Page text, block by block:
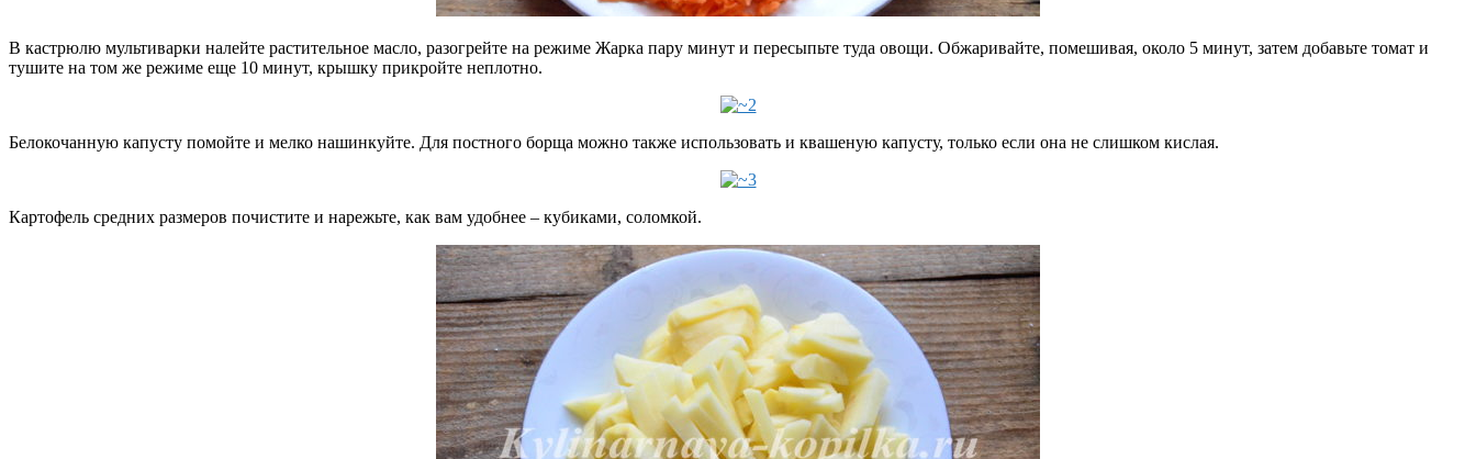
В кастрюлю мультиварки налейте растительное масло, разогрейте на режиме Жарка пару минут и пересыпьте туда овощи. Обжаривайте, помешивая, около 5 минут, затем добавьте томат и
тушите на том же режиме еще 10 минут, крышку прикройте неплотно.
Белокочанную капусту помойте и мелко нашинкуйте. Для постного борща можно также использовать и квашеную капусту, только если она не слишком кислая.
Картофель средних размеров почистите и нарежьте, как вам удобнее – кубиками, соломкой.